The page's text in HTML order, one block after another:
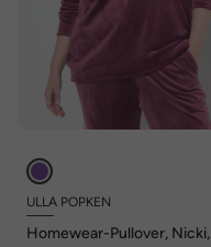
ULLA POPKEN
Homewear-Pullover, Nicki,